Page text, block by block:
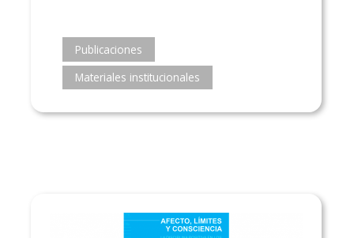
Publicaciones
Materiales institucionales